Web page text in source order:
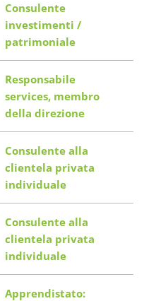
Consulente
investimenti /
patrimoniale
Responsabile
services, membro
della direzione
Consulente alla
clientela privata
individuale
Consulente alla
clientela privata
individuale
Apprendistato: